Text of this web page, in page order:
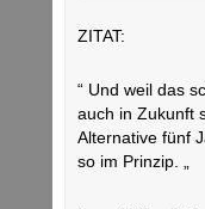
ZITAT:
“ Und weil das
auch in Zukunft
Alternative fünf
so im Prinzip. „